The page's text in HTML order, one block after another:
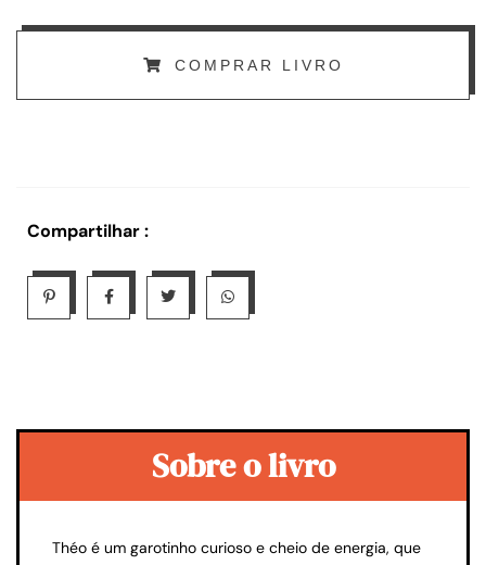
COMPRAR LIVRO
Compartilhar :
Sobre o livro
Théo é um garotinho curioso e cheio de energia, que